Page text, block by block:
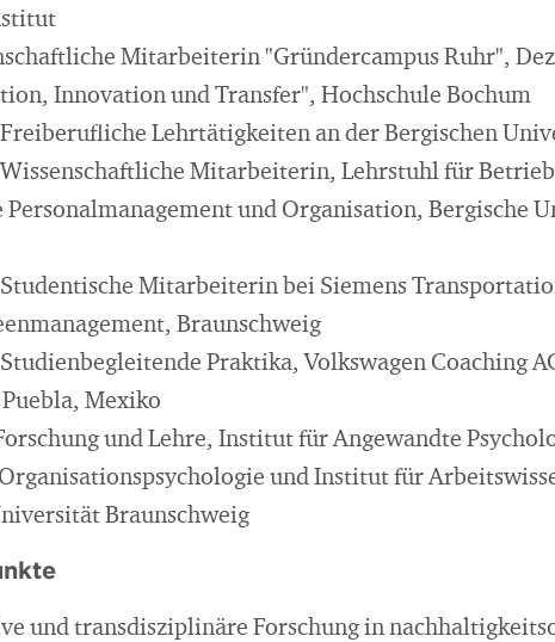
Mitarbeiterin "Gründercampus Ruhr",
Innovation und Transfer", Hochschule Bochum
Lehrtätigkeiten an der Bergischen
Mitarbeiterin, Lehrstuhl für
Personalmanagement und Organisation, Bergische
Mitarbeiterin bei Siemens
Braunschweig
Praktika, Volkswagen Coaching
Puebla, Mexiko
und Lehre, Institut für Angewandte
und Institut für
Braunschweig
und transdisziplinäre Forschung in